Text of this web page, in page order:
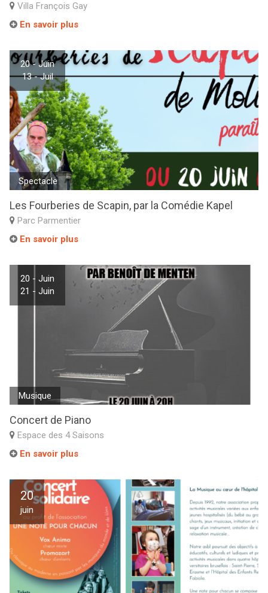
Villa François Gay
En savoir plus
20 - Juin
13 - Juil
Spectacle
Les Fourberies de Scapin, par la Comédie Kapel
Parc Parmentier
En savoir plus
20 - Juin
21 - Juin
Musique
Concert de Piano
Espace des 4 Saisons
En savoir plus
20
juin